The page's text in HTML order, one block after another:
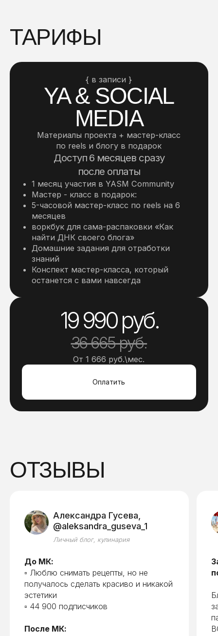
ТАРИФЫ{ в записи }
YA & SOCIAL
MEDIA
Материалы проекта + мастер-класс
по reels и блогу в подарок
Доступ 6 месяцев сразу
после оплаты
1 месяц участия в YASM Community
Мастер - класс в подарок:
5-часовой мастер-класс по reels на 6
воркбук для сама-распаковки «Как
найти ДНК своего блога»
Домашние задания для отработки
знаний
Конспект мастер-класса, который
останется с вами навсегда
19 990 руб.
От 1 666 руб.\мес.
Оплатить
ОТЗЫВЫ
Александра Гусева,
@aleksandra_guseva_1
Личный блог, кулинария
До МК:
▫️ Люблю снимать рецепты, но не
получалось сделать красиво и никакой
эстетики
▫️ 44 900 подписчиков
После МК: